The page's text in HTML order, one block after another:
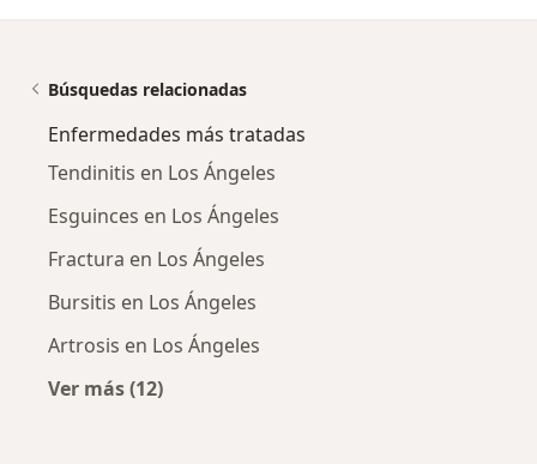
Búsquedas relacionadas
Enfermedades más tratadas
Tendinitis en Los Ángeles
Esguinces en Los Ángeles
Fractura en Los Ángeles
Bursitis en Los Ángeles
Artrosis en Los Ángeles
Ver más (12)